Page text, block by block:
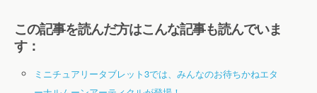
この記事を読んだ方はこんな記事も読んでいま
す：
ミニチュアリータブレット3では、みんなのお待ちかねエタ